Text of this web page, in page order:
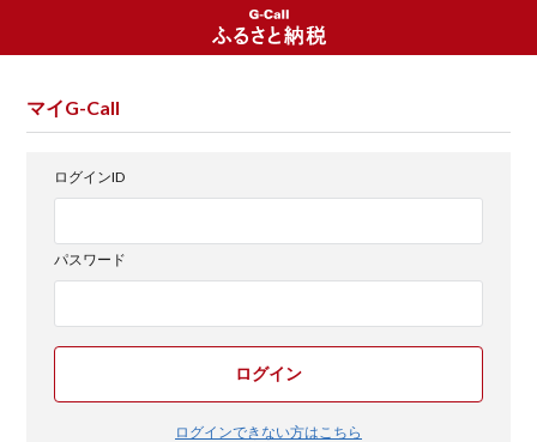
マイG-Call
ログインID
パスワード
ログイン
ログインできない方はこちら